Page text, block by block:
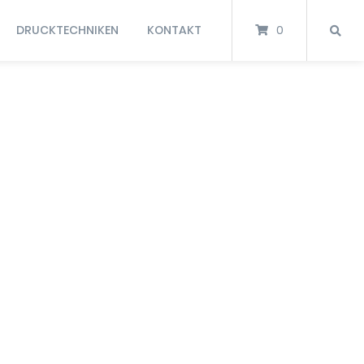
DRUCKTECHNIKEN KONTAKT 0